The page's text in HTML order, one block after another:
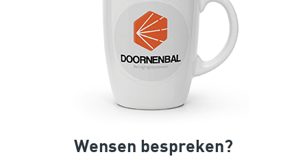
Wensen bespreken?